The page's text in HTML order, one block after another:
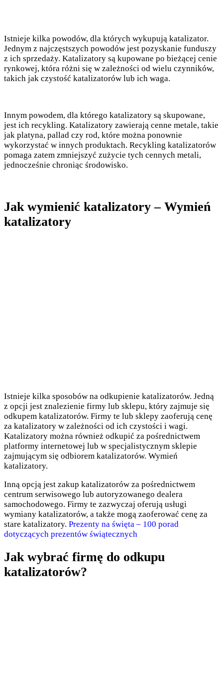
Istnieje kilka powodów, dla których wykupują katalizator.
Jednym z najczęstszych powodów jest pozyskanie funduszy
z ich sprzedaży. Katalizatory są kupowane po bieżącej cenie
rynkowej, która różni się w zależności od wielu czynników,
takich jak czystość katalizatorów lub ich waga.
Innym powodem, dla którego katalizatory są skupowane,
jest ich recykling. Katalizatory zawierają cenne metale, takie
jak platyna, pallad czy rod, które można ponownie
wykorzystać w innych produktach. Recykling katalizatorów
pomaga zatem zmniejszyć zużycie tych cennych metali,
jednocześnie chroniąc środowisko.
Jak wymienić katalizatory – Wymień
katalizatory
Istnieje kilka sposobów na odkupienie katalizatorów. Jedną
z opcji jest znalezienie firmy lub sklepu, który zajmuje się
odkupem katalizatorów. Firmy te lub sklepy zaoferują cenę
za katalizatory w zależności od ich czystości i wagi.
Katalizatory można również odkupić za pośrednictwem
platformy internetowej lub w specjalistycznym sklepie
zajmującym się odbiorem katalizatorów. Wymień
katalizatory.
Inną opcją jest zakup katalizatorów za pośrednictwem
centrum serwisowego lub autoryzowanego dealera
samochodowego. Firmy te zazwyczaj oferują usługi
wymiany katalizatorów, a także mogą zaoferować cenę za
stare katalizatory. Prezenty na święta – 100 porad
dotyczących prezentów świątecznych
Jak wybrać firmę do odkupu
katalizatorów?